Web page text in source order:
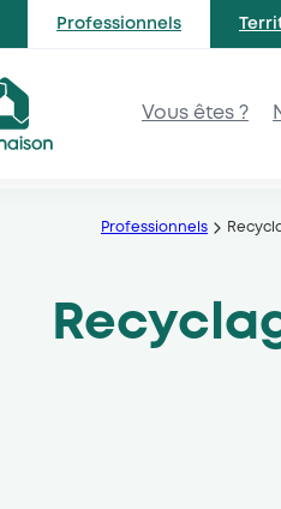
Professionnels
Vous êtes ?
Professionnels